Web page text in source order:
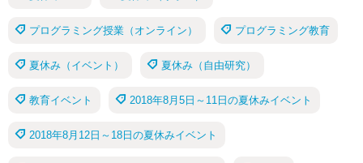
プログラミング授業（オンライン） プログラミング教育
夏休み（イベント） 夏休み（自由研究）
教育イベント 2018年8月5日～11日の夏休みイベント
2018年8月12日～18日の夏休みイベント